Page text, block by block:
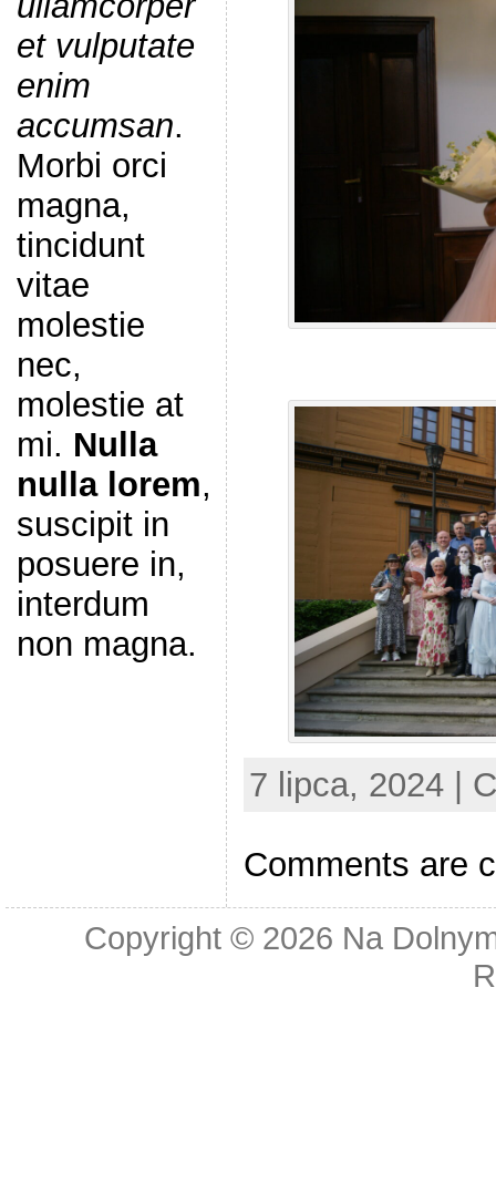
et vulputate
enim
accumsan.
Morbi orci
magna,
tincidunt
vitae
molestie
nec,
molestie at
mi. Nulla
nulla lorem,
suscipit in
posuere in,
interdum
non magna.
7 lipca, 2024 |
Comments are
Copyright © 2026 Na